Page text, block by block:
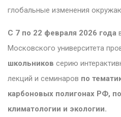
глобальные изменения
С 7 по 22 февраля 2026 года
Московского университета
школьников серию
лекций и семинаров по
карбоновых полигонах РФ,
климатологии и экологии.